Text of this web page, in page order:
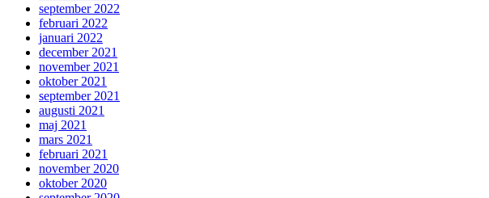
september 2022
februari 2022
januari 2022
december 2021
november 2021
oktober 2021
september 2021
augusti 2021
maj 2021
mars 2021
februari 2021
november 2020
oktober 2020